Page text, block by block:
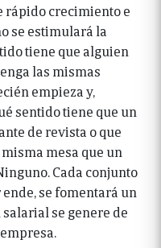
rápido crecimiento e
se estimulará la
tiene que alguien
las mismas
empieza y,
sentido tiene que un
de revista o que
mesa que un
Cada conjunto
se fomentará un
se genere de